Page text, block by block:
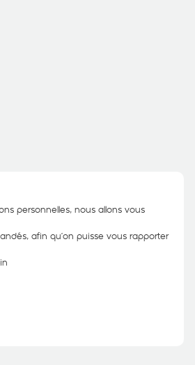
personnelles, nous allons vous
afin qu’on puisse vous rapporter